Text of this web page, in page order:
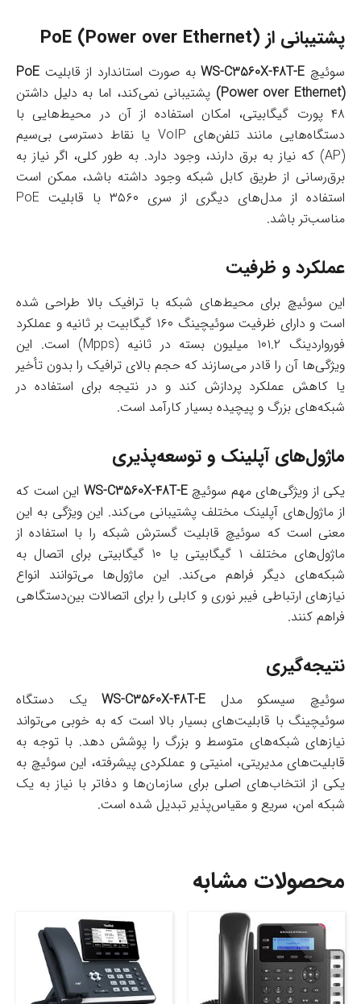
پشتیبانی از PoE (Power over Ethernet)
سوئیچ WS-C3560X-48T-Eبه صورت استاندارد از قابلیت PoE
(Power over Ethernet) پشتیبانی نمی‌کند، اما به دلیل داشتن
۴۸ پورت گیگابیتی، امکان استفاده از آن در محیط‌هایی با
دستگاه‌هایی مانند تلفن‌های VoIP یا نقاط دسترسی بی‌سیم
(AP) که نیاز به برق دارند، وجود دارد. به طور کلی، اگر نیاز به
برق‌رسانی از طریق کابل شبکه وجود داشته باشد، ممکن است
استفاده از مدل‌های دیگری از سری ۳۵۶۰ با قابلیت PoE
مناسب‌تر باشد.
عملکرد و ظرفیت
این سوئیچ برای محیط‌های شبکه با ترافیک بالا طراحی شده
است و دارای ظرفیت سوئیچینگ ۱۶۰ گیگابیت بر ثانیه و عملکرد
فورواردینگ ۱۰۱.۲ میلیون بسته در ثانیه (Mpps) است. این
ویژگی‌ها آن را قادر می‌سازند که حجم بالای ترافیک را بدون تأخیر
یا کاهش عملکرد پردازش کند و در نتیجه برای استفاده در
شبکه‌های بزرگ و پیچیده بسیار کارآمد است.
ماژول‌های آپلینک و توسعه‌پذیری
یکی از ویژگی‌های مهم سوئیچWS-C3560X-48T-E این است که
از ماژول‌های آپلینک مختلف پشتیبانی می‌کند. این ویژگی به این
معنی است که سوئیچ قابلیت گسترش شبکه را با استفاده از
ماژول‌های مختلف ۱ گیگابیتی یا ۱۰ گیگابیتی برای اتصال به
شبکه‌های دیگر فراهم می‌کند. این ماژول‌ها می‌توانند انواع
نیازهای ارتباطی فیبر نوری و کابلی را برای اتصالات بین‌دستگاهی
فراهم کنند.
نتیجه‌گیری
سوئیچ سیسکو مدل WS-C3560X-48T-Eیک دستگاه
سوئیچینگ با قابلیت‌های بسیار بالا است که به خوبی می‌تواند
نیازهای شبکه‌های متوسط و بزرگ را پوشش دهد. با توجه به
قابلیت‌های مدیریتی، امنیتی و عملکردی پیشرفته، این سوئیچ به
یکی از انتخاب‌های اصلی برای سازمان‌ها و دفاتر با نیاز به یک
شبکه امن، سریع و مقیاس‌پذیر تبدیل شده است.
محصولات مشابه